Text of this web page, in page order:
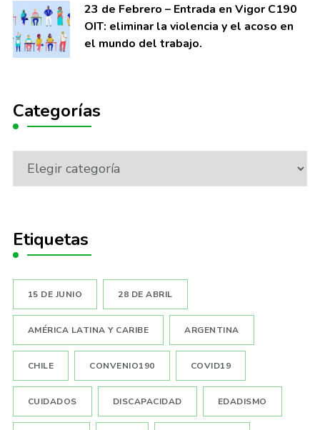
23 de Febrero – Entrada en Vigor C190
OIT: eliminar la violencia y el acoso en
el mundo del trabajo.
Categorías
Categorías
Etiquetas
15 DE JUNIO 28 DE ABRIL
AMÉRICA LATINA Y CARIBE ARGENTINA
CHILE CONVENIO190 COVID19
CUIDADOS DISCAPACIDAD EDADISMO